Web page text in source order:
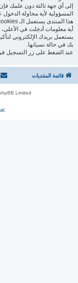
إلى أي جهة ثالثة دون علمك
المسؤولية لأية محاولة
أية معلومات أدخِلت في
يستعمل بريدك الإلكتروني
بك في حالة نسيانها.
عند الضغط على زر التسجيل في
قائمة المنتديات
Limited